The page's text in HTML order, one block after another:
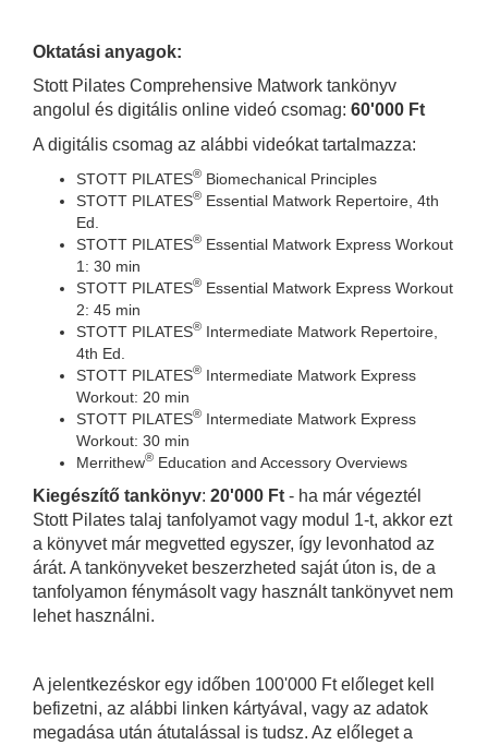
Oktatási anyagok:
Stott Pilates Comprehensive Matwork tankönyv
angolul és digitális online videó csomag: 60'000 Ft
A digitális csomag az alábbi videókat tartalmazza:
STOTT PILATES® Biomechanical Principles
STOTT PILATES® Essential Matwork Repertoire, 4th
Ed.
STOTT PILATES® Essential Matwork Express Workout
1: 30 min
STOTT PILATES® Essential Matwork Express Workout
2: 45 min
STOTT PILATES® Intermediate Matwork Repertoire,
4th Ed.
STOTT PILATES® Intermediate Matwork Express
Workout: 20 min
STOTT PILATES® Intermediate Matwork Express
Workout: 30 min
Merrithew® Education and Accessory Overviews
Kiegészítő tankönyv: 20'000 Ft - ha már végeztél
Stott Pilates talaj tanfolyamot vagy modul 1-t, akkor ezt
a könyvet már megvetted egyszer, így levonhatod az
árát. A tankönyveket beszerzheted saját úton is, de a
tanfolyamon fénymásolt vagy használt tankönyvet nem
lehet használni.
A jelentkezéskor egy időben 100'000 Ft előleget kell
befizetni, az alábbi linken kártyával, vagy az adatok
megadása után átutalással is tudsz. Az előleget a